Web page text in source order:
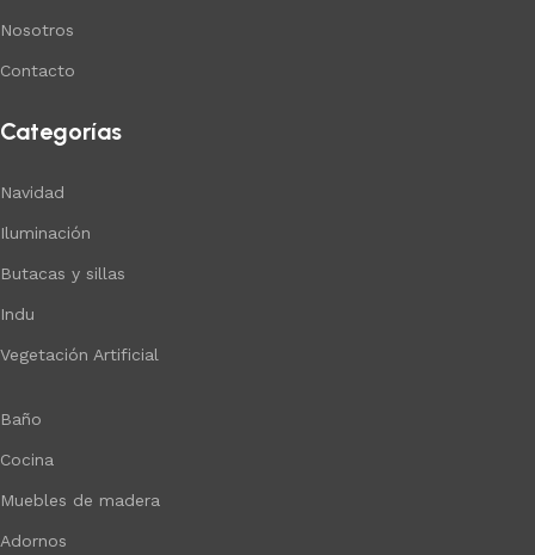
Nosotros
Contacto
Categorías
Navidad
Iluminación
Butacas y sillas
Indu
Vegetación Artificial
Baño
Cocina
Muebles de madera
Adornos